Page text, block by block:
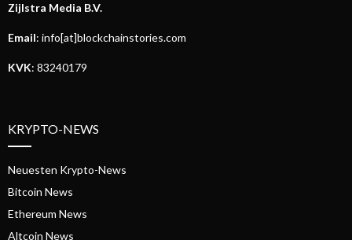
Zijlstra Media B.V.
Email: info[at]blockchainstories.com
KVK: 83240179
KRYPTO-NEWS
Neuesten Krypto-News
Bitcoin News
Ethereum News
Altcoin News